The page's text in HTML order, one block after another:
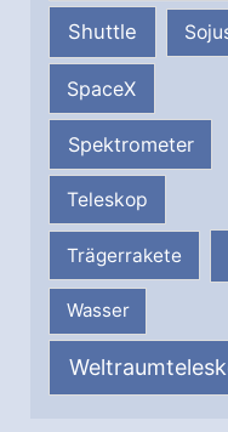
Shuttle
SpaceX
Spektrometer
Teleskop
Trägerrakete
Wasser